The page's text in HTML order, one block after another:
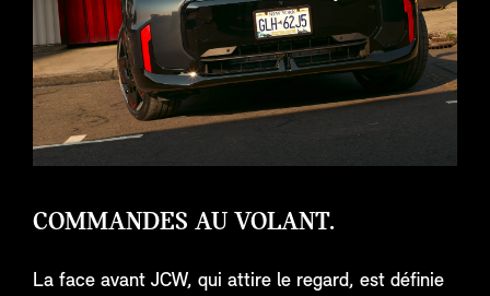
COMMANDES AU VOLANT.
La face avant JCW, qui attire le regard, est définie